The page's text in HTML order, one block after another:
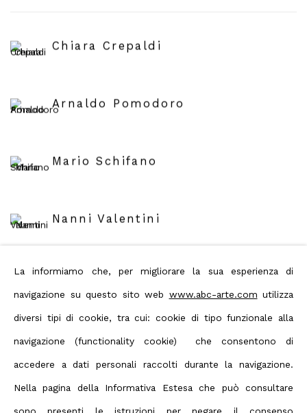
Chiara Crepaldi
Arnaldo Pomodoro
Mario Schifano
Nanni Valentini
Jerry Zeniuk
Back to art fairs
La informiamo che, per migliorare la sua esperienza di
navigazione su questo sito web www.abc-arte.com utilizza
diversi tipi di cookie, tra cui: cookie di tipo funzionale alla
navigazione (functionality cookie) che consentono di
accedere a dati personali raccolti durante la navigazione.
Nella pagina della Informativa Estesa che può consultare